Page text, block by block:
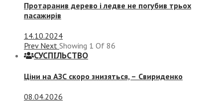
Протаранив дерево і ледве не погубив трьох
пасажирів
14.10.2024
Prev Next Showing 1 Of 86
СУСПIЛЬСТВО
Ціни на АЗС скоро знизяться, – Свириденко
08.04.2026